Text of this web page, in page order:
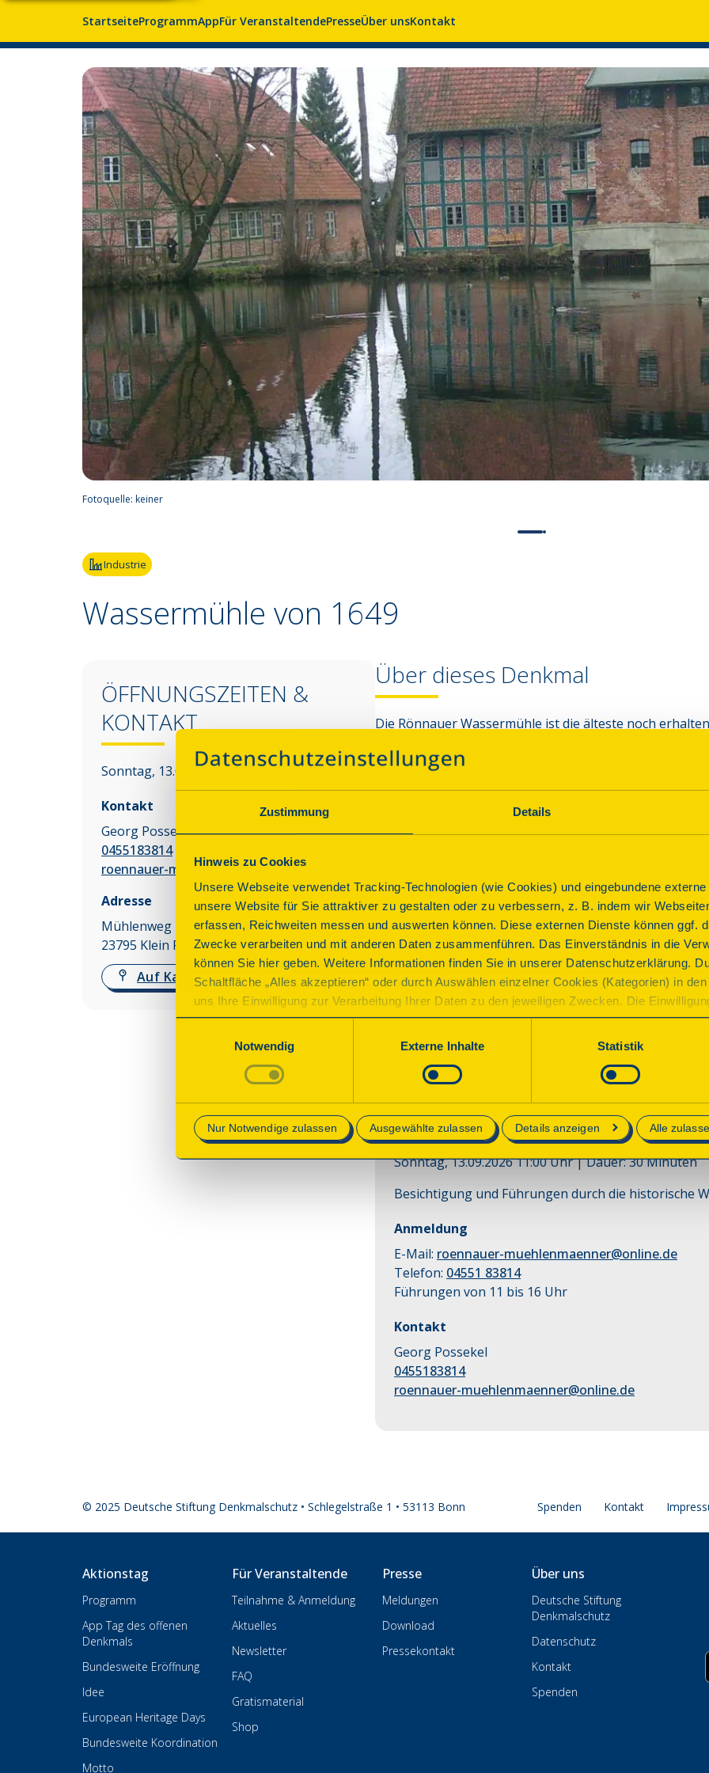
Zustimmung Details
Hinweis zu Cookies
Unsere Webseite verwendet Tracking-Technologien (wie Cookies) und eingebundene
unsere Website für Sie attraktiver zu gestalten oder zu verbessern, z. B. indem wir
erfassen, Reichweiten messen und auswerten können. Diese externen Dienste können ggf.
Zwecke verarbeiten und mit anderen Daten zusammenführen. Das Einverständnis in die
können Sie hier geben. Weitere Informationen finden Sie in unserer Datenschutzerklärung.
Schaltfläche „Alles akzeptieren“ oder durch Auswählen einzelner Cookies (Kategorien) in
uns Ihre Einwilligung zur Verarbeitung Ihrer Daten zu den jeweiligen Zwecken. Die
des Onlineangebots nicht erforderlich und kann jederzeit aktualisiert oder widerrufen
mit „Speichern“ bestätigen, werden nur essenzielle Cookies auf der Webseite gesetzt, die
Notwendig
Externe Inhalte Statistik
Nur Notwendige zulassen Ausgewählte zulassen Details anzeigen Alle
StartseiteProgrammAppFür VeranstaltendePresseÜber unsKontakt
Fotoquelle: keiner
Industrie
Wassermühle von 1649
ÖFFNUNGSZEITEN &
KONTAKT
Sonntag, 13.09.2026 11:00 - 16:00 Uhr
Kontakt
Georg Possekel
0455183814
roennauer-muehlenmaenner@online.de
Adresse
Mühlenweg 2
23795 Klein Rönnau
Auf Karte anzeigen
Über dieses Denkmal
Die Rönnauer Wassermühle ist die älteste noch
Wassermühle, erbaut 1649, Umbau 1900,
September 2001 Teilnahme am Heinrich Rantzau
Familie von 1557 bis 1674.
Pfingstmontag, am deutschen Mühlentag wird
Programm
Führungen durch die Mühle
Parkplatz
Führung
Mühlenführung
Beginn
Sonntag, 13.09.2026 11:00 Uhr| Dauer:30Minuten
Besichtigung und Führungen durch die historische
Anmeldung
E-Mail: roennauer-muehlenmaenner@online.de
Telefon: 04551 83814
Führungen von 11 bis 16 Uhr
Kontakt
Georg Possekel
0455183814
roennauer-muehlenmaenner@online.de
© 2025 Deutsche Stiftung Denkmalschutz • Schlegelstraße 1 • 53113 Bonn Spenden Kontakt
Aktionstag
Programm
App Tag des offenen
Denkmals
Bundesweite Eröffnung
Idee
European Heritage Days
Bundesweite Koordination
Motto
Für Veranstaltende
Teilnahme & Anmeldung
Aktuelles
Newsletter
FAQ
Gratismaterial
Shop
Presse
Meldungen
Download
Pressekontakt
Über uns
Deutsche Stiftung
Denkmalschutz
Datenschutz
Kontakt
Spenden